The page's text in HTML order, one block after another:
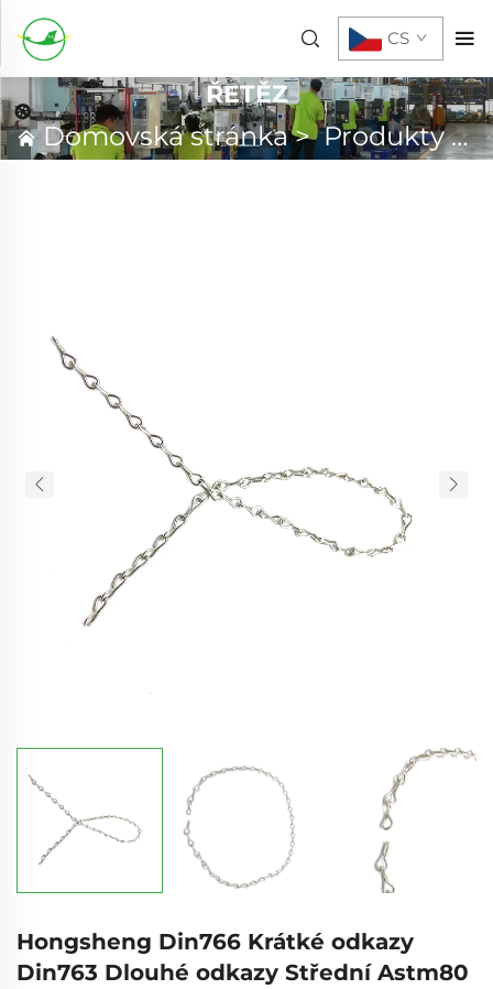
CS
ŘETĚZ
Domovská stránka>Produkty>
Hongsheng Din766 Krátké odkazy
Din763 Dlouhé odkazy Střední Astm80